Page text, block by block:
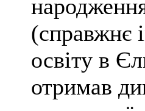
(справжнє
освіту в
отримав